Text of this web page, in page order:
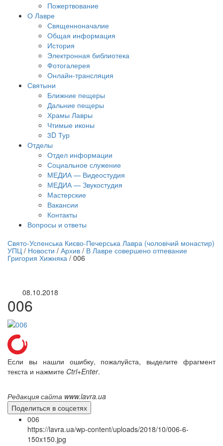
Пожертвование
О Лавре
Священноначалие
Общая информация
История
Электронная библиотека
Фотогалерея
Онлайн-трансляция
Святыни
Ближние пещеры
Дальние пещеры
Храмы Лавры
Чтимые иконы
3D Тур
Отделы
Отдел информации
Социальное служение
МЕДИА — Видеостудия
МЕДИА — Звукостудия
Мастерские
Вакансии
Контакты
Вопросы и ответы
трансляция | 12 сентября
трансляции
Свято-Успенська Києво-Печерська Лавра (чоловічий монастир)
УПЦ / Новости / Архив / В Лавре совершено отпевание
Григория Хижняка / 006
08.10.2018
006
Если вы нашли ошибку, пожалуйста, выделите фрагмент
текста и нажмите Ctrl+Enter.
Редакция сайта www.lavra.ua
Поделиться в соцсетях
006
https://lavra.ua/wp-content/uploads/2018/10/006-6-
150x150.jpg